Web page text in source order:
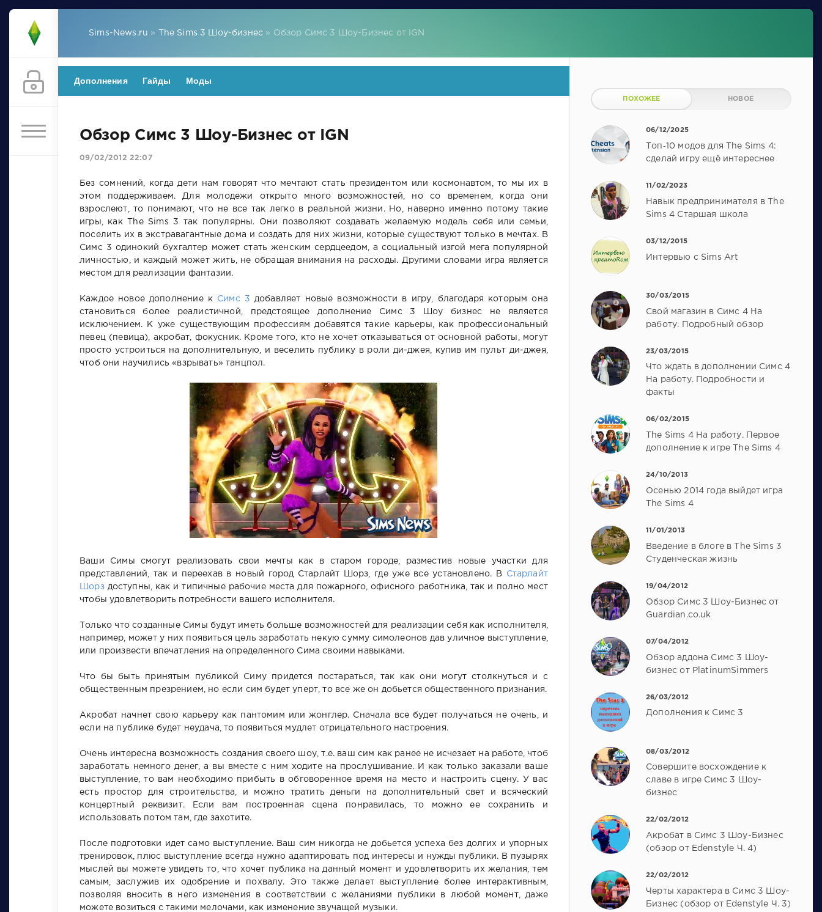
Sims-News.ru » The Sims 3 Шоу-бизнес » Обзор Симс 3 Шоу-Бизнес от IGN
Дополнения Гайды Моды
Обзор Симс 3 Шоу-Бизнес от IGN
09/02/2012 22:07
Без сомнений, когда дети нам говорят что мечтают стать президентом или космонавтом, то мы их в
этом поддерживаем. Для молодежи открыто много возможностей, но со временем, когда они
взрослеют, то понимают, что не все так легко в реальной жизни. Но, наверно именно потому такие
игры, как The Sims 3 так популярны. Они позволяют создавать желаемую модель себя или семьи,
поселить их в экстравагантные дома и создать для них жизни, которые существуют только в мечтах. В
Симс 3 одинокий бухгалтер может стать женским сердцеедом, а социальный изгой мега популярной
личностью, и каждый может жить, не обращая внимания на расходы. Другими словами игра является
местом для реализации фантазии.
Каждое новое дополнение к Симс 3 добавляет новые возможности в игру, благодаря которым она
становиться более реалистичной, предстоящее дополнение Симс 3 Шоу бизнес не является
исключением. К уже существующим профессиям добавятся такие карьеры, как профессиональный
певец (певица), акробат, фокусник. Кроме того, кто не хочет отказываться от основной работы, могут
просто устроиться на дополнительную, и веселить публику в роли ди-джея, купив им пульт ди-джея,
чтоб они научились «взрывать» танцпол.
Ваши Симы смогут реализовать свои мечты как в старом городе, разместив новые участки для
представлений, так и переехав в новый город Старлайт Шорз, где уже все установлено. В
Старлайт
Шорздоступны, как и типичные рабочие места для пожарного, офисного работника, так и полно мест
чтобы удовлетворить потребности вашего исполнителя.
Только что созданные Симы будут иметь больше возможностей для реализации себя как исполнителя,
например, может у них появиться цель заработать некую сумму симолеонов дав уличное выступление,
или произвести впечатления на определенного Сима своими навыками.
Что бы быть принятым публикой Симу придется постараться, так как они могут столкнуться и с
общественным презрением, но если сим будет уперт, то все же он добьется общественного признания.
Акробат начнет свою карьеру как пантомим или жонглер. Сначала все будет получаться не очень, и
если на публике будет неудача, то появиться мудлет отрицательного настроения.
Очень интересна возможность создания своего шоу, т.е. ваш сим как ранее не исчезает на работе, чтоб
заработать немного денег, а вы вместе с ним ходите на прослушивание. И как только заказали ваше
выступление, то вам необходимо прибыть в обговоренное время на место и настроить сцену. У вас
есть простор для строительства, и можно тратить деньги на дополнительный свет и всяческий
концертный реквизит. Если вам построенная сцена понравилась, то можно ее сохранить и
использовать потом там, где захотите.
После подготовки идет само выступление. Ваш сим никогда не добьется успеха без долгих и упорных
тренировок, плюс выступление всегда нужно адаптировать под интересы и нужды публики. В пузырях
мыслей вы можете увидеть то, что хочет публика на данный момент и удовлетворить их желания, тем
самым, заслужив их одобрение и похвалу. Это также делает выступление более интерактивным,
позволяя вносить в него изменения в соответствии с желаниями публики в любой момент, даже
можете возиться с такими мелочами, как изменение звучащей музыки.
ПОХОЖЕЕ НОВОЕ
06/12/2025
Топ‑10 модов для The Sims 4:
сделай игру ещё интереснее
11/02/2023
Навык предпринимателя в The
Sims 4 Старшая школа
03/12/2015
Интервью с Sims Art
30/03/2015
Свой магазин в Симс 4 На
работу. Подробный обзор
23/03/2015
Что ждать в дополнении Симс 4
На работу. Подробности и
факты
06/02/2015
The Sims 4 На работу. Первое
дополнение к игре The Sims 4
24/10/2013
Осенью 2014 года выйдет игра
The Sims 4
11/01/2013
Введение в блоге в The Sims 3
Студенческая жизнь
19/04/2012
Обзор Симс 3 Шоу-Бизнес от
Guardian.co.uk
07/04/2012
Обзор аддона Симс 3 Шоу-
бизнес от PlatinumSimmers
26/03/2012
Дополнения к Симс 3
08/03/2012
Совершите восхождение к
славе в игре Симс 3 Шоу-
бизнес
22/02/2012
Акробат в Симс 3 Шоу-Бизнес
(обзор от Edenstyle Ч. 4)
22/02/2012
Черты характера в Симс 3 Шоу-
Бизнес (обзор от Edenstyle Ч. 3)